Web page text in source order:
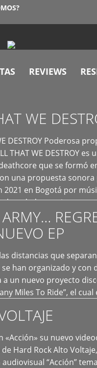
REVIEWS
WE
DESTROY Poderosa
THAT WE DESTROY es
que se formó
una propuesta
2021 en Bogotá por
demoledores, ritmos
creando […]
EP
distancias que
se han organizado y
a un nuevo proyecto
Miles To Ride”, el
[…]
«Acción» su nuevo
Hard Rock Alto
“Acción”